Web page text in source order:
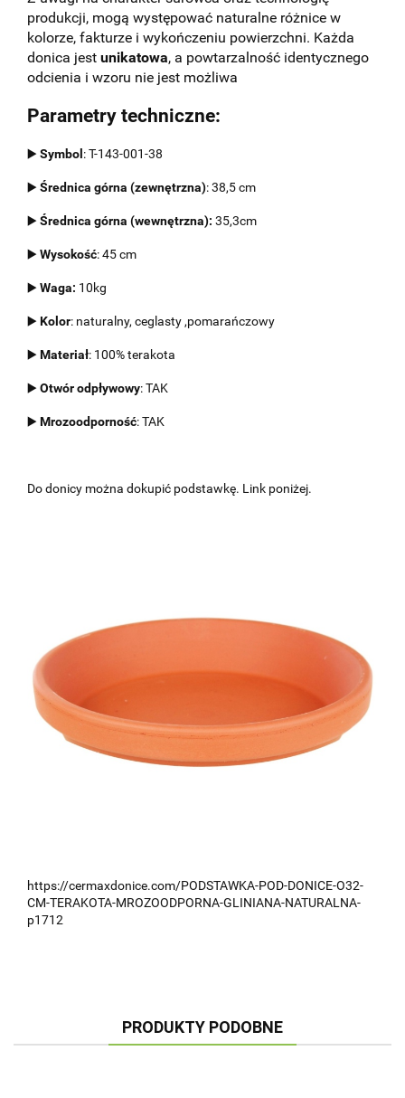
produkcji, mogą występować naturalne różnice w
kolorze, fakturze i wykończeniu powierzchni. Każda
donica jest unikatowa, a powtarzalność identycznego
odcienia i wzoru nie jest możliwa
Parametry techniczne:
▶️Symbol : T-143-001-38
▶️Średnica górna (zewnętrzna): 38,5 cm
▶️Średnica górna (wewnętrzna): 35,3cm
▶️Wysokość: 45 cm
▶️Waga: 10kg
▶️Kolor: naturalny, ceglasty ,pomarańczowy
▶️Materiał: 100% terakota
▶️Otwór odpływowy: TAK
▶️Mrozoodporność: TAK
Do donicy można dokupić podstawkę. Link poniżej.
https://cermaxdonice.com/PODSTAWKA-POD-DONICE-O32-
CM-TERAKOTA-MROZOODPORNA-GLINIANA-NATURALNA-
p1712
PRODUKTY PODOBNE